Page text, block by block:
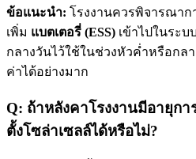
ข้อแนะนำ: โรงงานควรพิจารณาก
เพิ่ม แบตเตอรี่ (ESS) เข้าไปในระบ
กลางวันไว้ใช้ในช่วงหัวค่ำหรือกล
ค่าได้อย่างมาก
Q: ถ้าหลังคาโรงงานมีอายุก
ตั้งโซล่าเซลล์ได้หรือไม่?